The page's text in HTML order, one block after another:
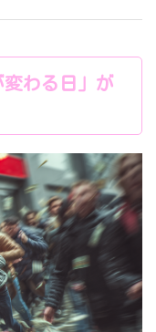
変わる日」が